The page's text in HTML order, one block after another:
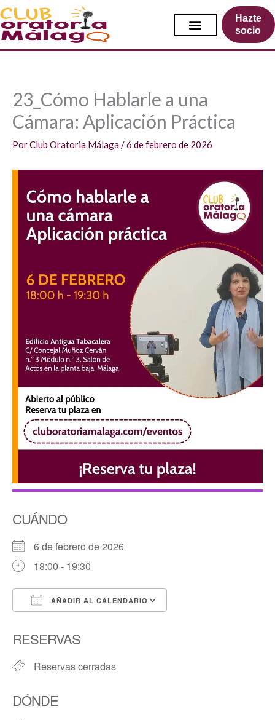
Ir
al
contenido
Hazte
socio
23_Cómo Hablarle a una
Cámara: Aplicación Práctica
PorClub Oratoria Málaga/6 de febrero de 2026
CUÁNDO
6 de febrero de 2026
18:00 - 19:30
AÑADIR AL CALENDARIO
RESERVAS
Reservas cerradas
DÓNDE